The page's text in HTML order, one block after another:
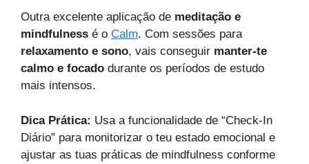
Outra excelente aplicação de meditação e
mindfulness é o Calm. Com sessões para
relaxamento e sono, vais conseguir manter-te
calmo e focado durante os períodos de estudo
mais intensos.
Dica Prática: Usa a funcionalidade de “Check-In
Diário” para monitorizar o teu estado emocional e
ajustar as tuas práticas de mindfulness conforme